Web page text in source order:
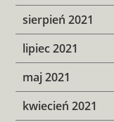
sierpień 2021
lipiec 2021
maj 2021
kwiecień 2021